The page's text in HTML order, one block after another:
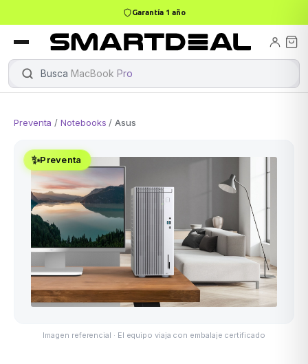
Garantía 1 año
Busca MacBook Pro
Apple
Preventa /Notebooks /Asus
✨Preventa
Imagen referencial · El equipo viaja con embalaje certificado